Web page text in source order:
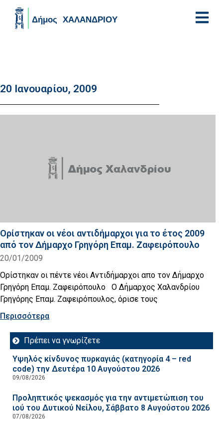
20 Ιανουαρίου, 2009
Ορίστηκαν οι νέοι αντιδήμαρχοι για το έτος 2009
από τον Δήμαρχο Γρηγόρη Επαμ. Ζαφειρόπουλο
20/01/2009
Ορίστηκαν οι πέντε νέοι Αντιδήμαρχοι απο τον Δήμαρχο
Γρηγόρη Επαμ. Ζαφειρόπουλο Ο Δήμαρχος Χαλανδρίου
Γρηγόρης Επαμ. Ζαφειρόπουλος, όρισε τους
Περισσότερα
Πρέπει να γνωρίζετε
Υψηλός κίνδυνος πυρκαγιάς (κατηγορία 4 – red
code) την Δευτέρα 10 Αυγούστου 2026
09/08/2026
Προληπτικός ψεκασμός για την αντιμετώπιση του
ιού του Δυτικού Νείλου, Σάββατο 8 Αυγούστου 2026
07/08/2026